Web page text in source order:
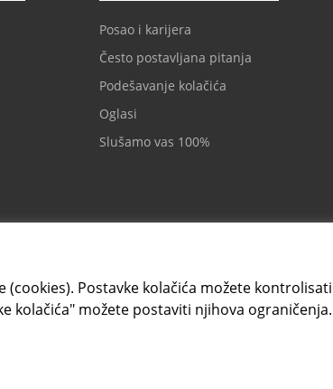
Postavke kolačića možete
kolačića" možete postaviti njihova
Posao i karijera
Često postavljana pitanja
Podešavanje kolačića
Oglasi
Slušamo vas 100%